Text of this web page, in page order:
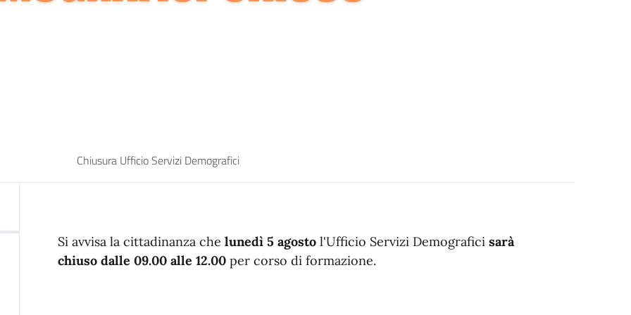
Chiusura Ufficio Servizi Demografici
Si avvisa la cittadinanza che lunedì 5 agostol'Ufficio Servizi Demografici sarà
chiuso dalle 09.00 alle 12.00per corso di formazione.